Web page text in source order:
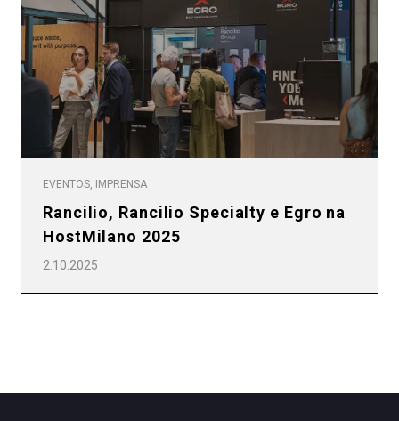
EVENTOS, IMPRENSA
Rancilio, Rancilio Specialty e Egro na
HostMilano 2025
2.10.2025
Política de Privacidade